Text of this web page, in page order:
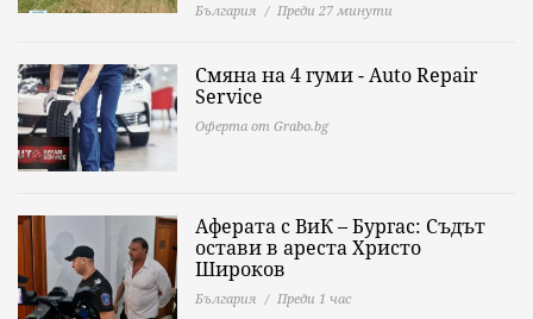
България Преди 27 минути
Смяна на 4 гуми - Auto Repair
Service
Оферта от Grabo.bg
Аферата с ВиК – Бургас: Съдът
остави в ареста Христо
Широков
България Преди 1 час